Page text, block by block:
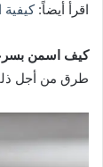
اقرأ أيضاً:
كيف اسمن
طرق من أجل